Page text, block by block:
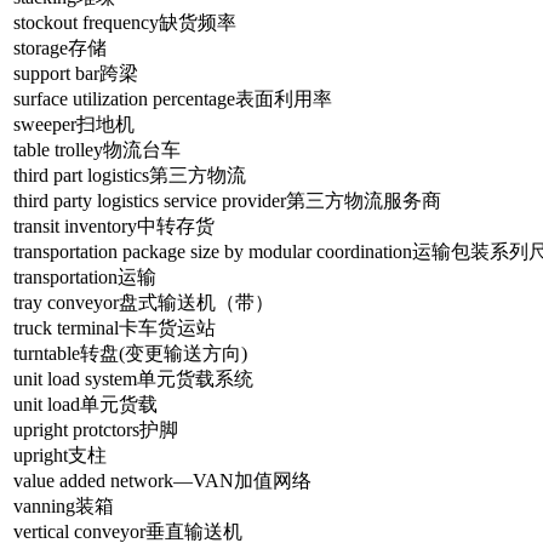
stockout frequency缺货频率
storage存储
support bar跨梁
surface utilization percentage表面利用率
sweeper扫地机
table trolley物流台车
third part logistics第三方物流
third party logistics service provider第三方物流服务商
transit inventory中转存货
transportation package size by modular coordination运输包装系列
transportation运输
tray conveyor盘式输送机（带）
truck terminal卡车货运站
turntable转盘(变更输送方向)
unit load system单元货载系统
unit load单元货载
upright protctors护脚
upright支柱
value added network—VAN加值网络
vanning装箱
vertical conveyor垂直输送机